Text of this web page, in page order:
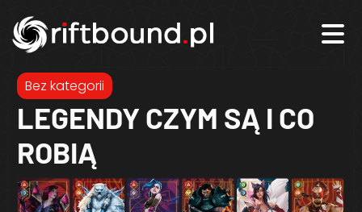
Bez kategorii
LEGENDY CZYM SĄ I CO
ROBIĄ